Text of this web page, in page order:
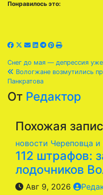
Понравилось это:
Навигация
по
записям
Снег до мая — депрессия
Вологжане возмутились
Панкратова
От Редактор
Похожая
новости Череповца
112 штрафов:
лодочников
Авг 9, 2026